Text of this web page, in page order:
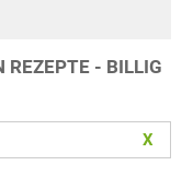
REZEPTE - BILLIG
X